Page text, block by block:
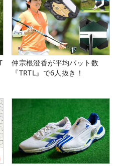
仲宗根澄香が平均パット数
『TRTL』で6人抜き！